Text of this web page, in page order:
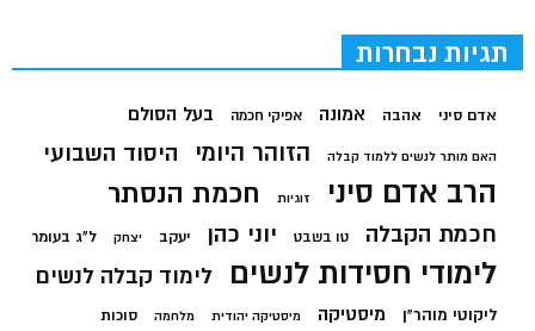
תגיות נבחרות
אדם סיני אהבה אמונה אפיקי חכמה בעל הסולם
האם מותר לנשים ללמוד קבלה הזוהר היומי היסוד השבועי
הרב אדם סיני זוגיות חכמת הנסתר
חכמת הקבלה טו בשבט יוני כהן יעקב יצחק ל"ג בעומר
לימודי חסידות לנשים לימוד קבלה לנשים
ליקוטי מוהר"ן מיסטיקה מיסטיקה יהודית מלחמה סוכות